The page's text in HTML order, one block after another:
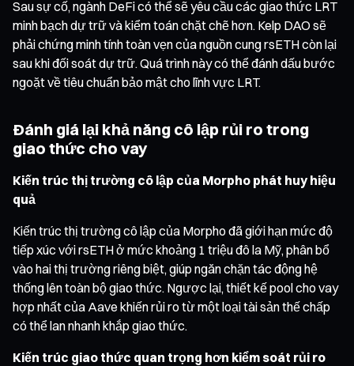
Sau sự cố, ngành DeFi có thể sẽ yêu cầu các giao thức LRT
minh bạch dự trữ và kiểm toán chặt chẽ hơn. Kelp DAO sẽ
phải chứng minh tính toàn vẹn của nguồn cung rsETH còn lại
sau khi đối soát dự trữ. Quá trình này có thể đánh dấu bước
ngoặt về tiêu chuẩn bảo mật cho lĩnh vực LRT.
Đánh giá lại khả năng cô lập rủi ro trong
giao thức cho vay
Kiến trúc thị trường cô lập của Morpho phát huy hiệu
quả
Kiến trúc thị trường cô lập của Morpho đã giới hạn mức độ
tiếp xúc với rsETH ở mức khoảng 1 triệu đô la Mỹ, phân bổ
vào hai thị trường riêng biệt, giúp ngăn chặn tác động hệ
thống lên toàn bộ giao thức. Ngược lại, thiết kế pool cho vay
hợp nhất của Aave khiến rủi ro từ một loại tài sản thế chấp
có thể lan nhanh khắp giao thức.
Kiến trúc giao thức quan trọng hơn kiểm soát rủi ro